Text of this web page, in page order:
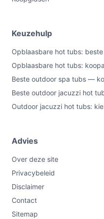
Afmetingen (L×B×H):
geeft de plek die de
ruimte voor in- en
weten voor transport
stroomvoorziening
installatie.
Fabrieksgarantie:
één jaar garantie
Reparatie type:
Keuzehulp
Opblaasbare hot tubs:
Opblaasbare hot tubs:
Beste outdoor spa tubs —
Beste outdoor jacuzzi hot
Outdoor jacuzzi hot tubs:
Advies
Over deze site
Privacybeleid
Disclaimer
Contact
Sitemap